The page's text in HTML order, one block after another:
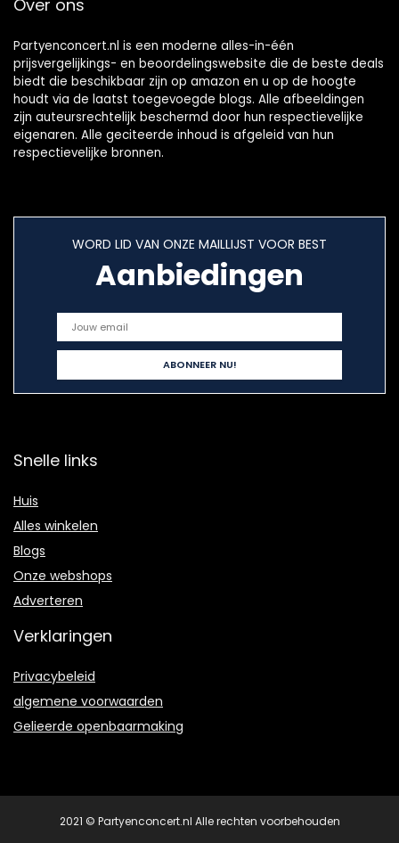
Over ons
Partyenconcert.nl is een moderne alles-in-één
prijsvergelijkings- en beoordelingswebsite die de beste deals
biedt die beschikbaar zijn op amazon en u op de hoogte
houdt via de laatst toegevoegde blogs. Alle afbeeldingen
zijn auteursrechtelijk beschermd door hun respectievelijke
eigenaren. Alle geciteerde inhoud is afgeleid van hun
respectievelijke bronnen.
WORD LID VAN ONZE MAILLIJST VOOR BEST
Aanbiedingen
Snelle links
Huis
Alles winkelen
Blogs
Onze webshops
Adverteren
Verklaringen
Privacybeleid
algemene voorwaarden
Gelieerde openbaarmaking
2021 © Partyenconcert.nl Alle rechten voorbehouden